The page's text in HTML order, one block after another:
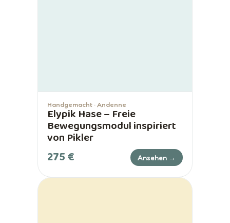
Handgemacht · Andenne
Elypik Hase – Freie
Bewegungsmodul inspiriert
von Pikler
275 € Ansehen →